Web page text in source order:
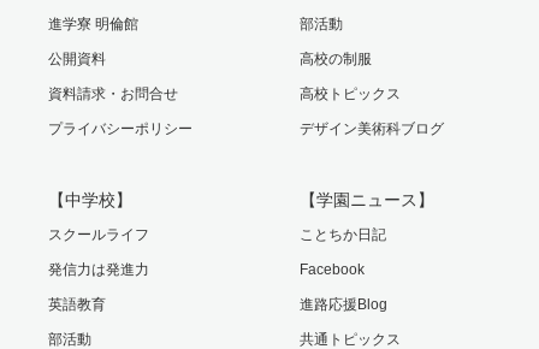
進学寮 明倫館
公開資料
資料請求・お問合せ
プライバシーポリシー
部活動
高校の制服
高校トピックス
デザイン美術科ブログ
【中学校】
スクールライフ
発信力は発進力
英語教育
部活動
【学園ニュース】
ことちか日記
Facebook
進路応援Blog
共通トピックス